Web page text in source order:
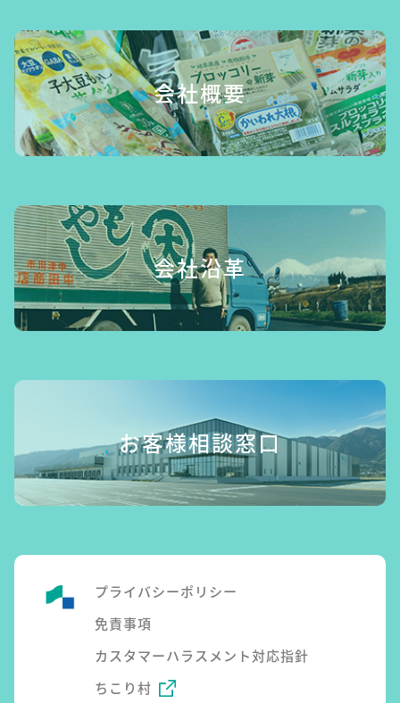
会社概要
会社沿革
お客様相談窓口
プライバシーポリシー
免責事項
カスタマーハラスメント対応指針
ちこり村